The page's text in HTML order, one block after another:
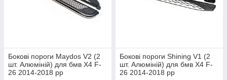
Бокові пороги Maydos V2 (2
шт. Алюміній) для бмв X4 F-
26 2014-2018 рр
Бокові пороги Shining V1 (2
шт. Алюміній) для бмв X4 F-
26 2014-2018 рр